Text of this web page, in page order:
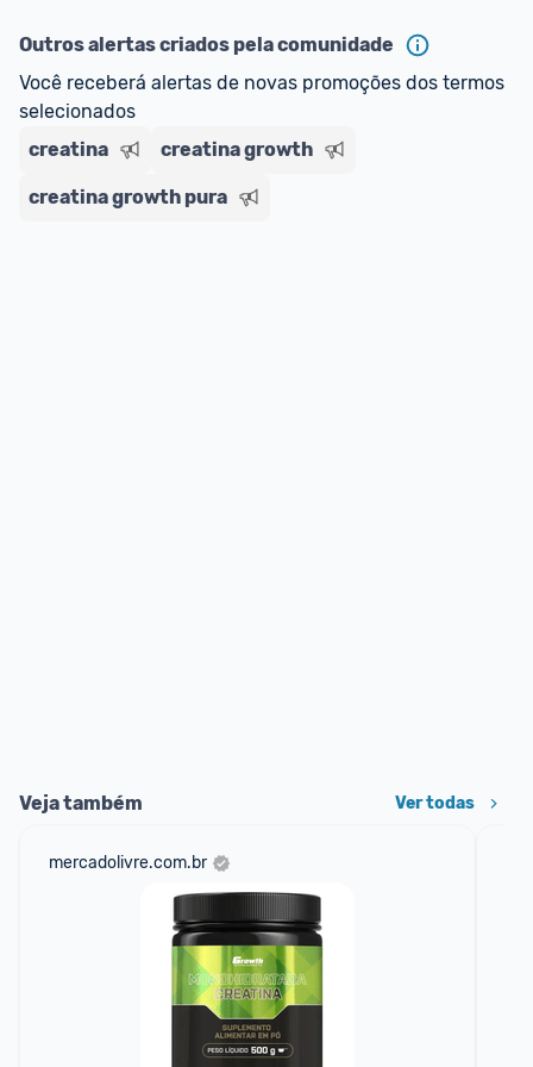
E lembre-se: você sempre pode contar ajuda da
comunidade para tirar dúvidas ou acionar os
nossos Admins marcando
comentário ou através do Fale com o Promobit.
Outros alertas criados pela comunidade
Você receberá alertas de novas promoções dos termos
selecionados
creatina
creatina growth
creatina growth pura
Veja também Ver todas
mercadolivre.com.br